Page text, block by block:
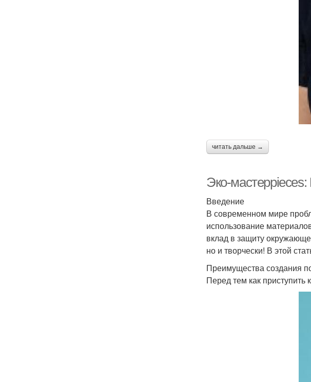
читать дальше →
Эко-
Введение
В современном мире
использование
вклад в защиту
но и творчески! В этой
Преимущества создания
Перед тем как приступить